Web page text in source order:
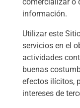
información.
Utilizar este
servicios en el
actividades
buenas
efectos ilícitos,
intereses de